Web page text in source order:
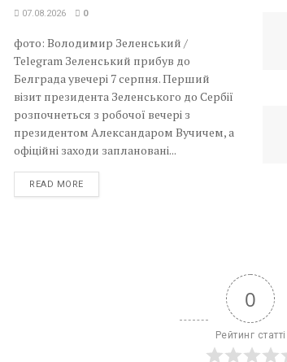
07.08.2026 0
фото: Володимир Зеленський /
Telegram Зеленський прибув до
Белграда увечері 7 серпня. Перший
візит президента Зеленського до Сербії
розпочнеться з робочої вечері з
президентом Александаром Вучичем, а
офіційні заходи заплановані...
READ MOREDETAILS
0
Рейтинг статті